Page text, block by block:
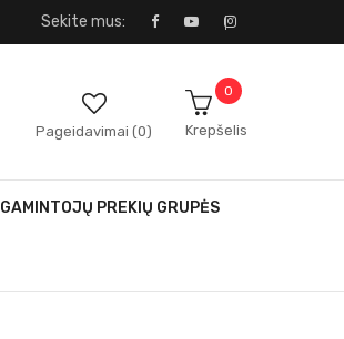
Sekite mus:
Pageidavimai (0) Krepšelis
0
GAMINTOJŲ PREKIŲ GRUPĖS